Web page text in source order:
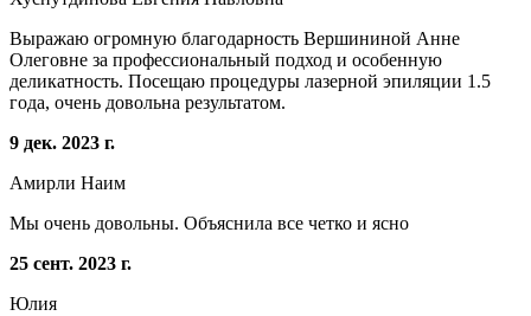
Выражаю огромную благодарность Вершининой Анне
Олеговне за профессиональный подход и особенную
деликатность. Посещаю процедуры лазерной эпиляции 1.5
года, очень довольна результатом.
9 дек. 2023 г.
Амирли Наим
Мы очень довольны. Объяснила все четко и ясно
25 сент. 2023 г.
Юлия